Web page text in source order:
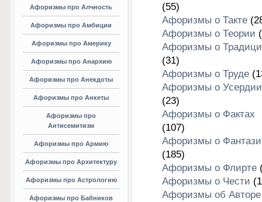
Афоризмы про Алчность
Афоризмы про Амбиции
Афоризмы про Америку
Афоризмы про Анархию
Афоризмы про Анекдоты
Афоризмы про Анкеты
Афоризмы про
Антисемитизм
Афоризмы про Армию
Афоризмы про Архитектуру
Афоризмы про Астрологию
Афоризмы про Бабников
(55)
Афоризмы о Такте
Афоризмы о Теории
Афоризмы о
(31)
Афоризмы о Труде
Афоризмы о Усердии
(23)
Афоризмы о Фактах
(107)
Афоризмы о
(185)
Афоризмы о Флирте
Афоризмы о Чести
Афоризмы об Авторе